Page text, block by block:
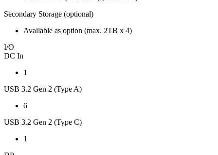
Secondary Storage (optional)
Available as option (max. 2TB x 4)
I/O
DC In
1
USB 3.2 Gen 2 (Type A)
6
USB 3.2 Gen 2 (Type C)
1